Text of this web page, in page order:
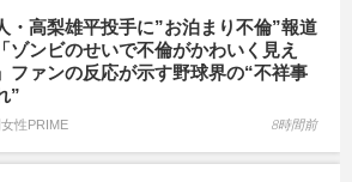
・高梨雄平投手に”お泊まり不倫”報道
ゾンビのせいで不倫がかわいく見え
ファンの反応が示す野球界の“不祥事
”
性PRIME 8時間前